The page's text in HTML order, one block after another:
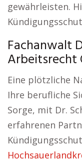
gewährleisten.
Fachanwalt
Arbeitsrecht
Eine plötzliche
Ihre berufliche
Sorge, mit Dr.
erfahrenen